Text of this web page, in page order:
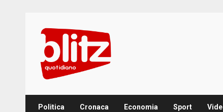
content
Politica Cronaca Economia Sport